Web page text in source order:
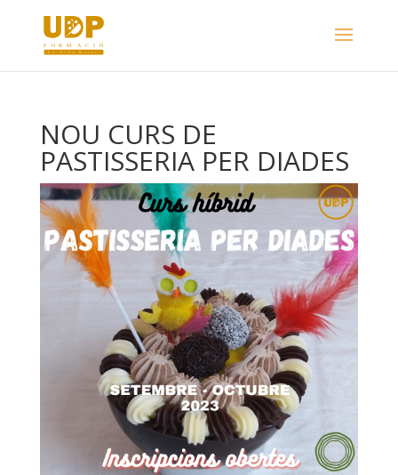
NOU CURS DE
PASTISSERIA PER DIADES